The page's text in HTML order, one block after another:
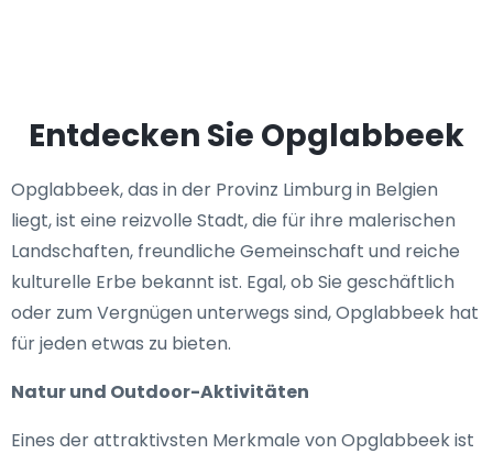
Entdecken Sie Opglabbeek
Opglabbeek, das in der Provinz Limburg in Belgien
liegt, ist eine reizvolle Stadt, die für ihre malerischen
Landschaften, freundliche Gemeinschaft und reiche
kulturelle Erbe bekannt ist. Egal, ob Sie geschäftlich
oder zum Vergnügen unterwegs sind, Opglabbeek hat
für jeden etwas zu bieten.
Natur und Outdoor-Aktivitäten
Eines der attraktivsten Merkmale von Opglabbeek ist